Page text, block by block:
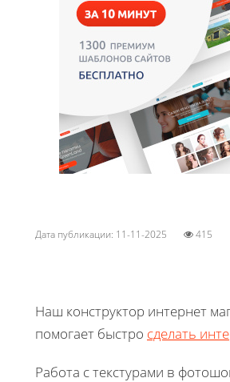
Дата публикации: 11-11-2025 415
Наш конструктор интернет
помогает быстро сделать
Работа с текстурами в